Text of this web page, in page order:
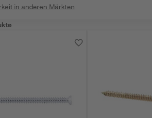
in anderen Märkten